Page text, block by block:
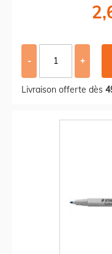
- +
Livraison offerte dès